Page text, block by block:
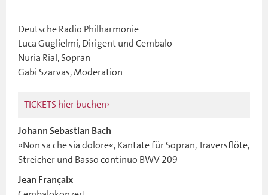
Deutsche Radio Philharmonie
Luca Guglielmi, Dirigent und Cembalo
Nuria Rial, Sopran
Gabi Szarvas, Moderation
TICKETS hier buchen
Johann Sebastian Bach
»Non sa che sia dolore«, Kantate für Sopran, Traversflöte,
Streicher und Basso continuo BWV 209
Jean Françaix